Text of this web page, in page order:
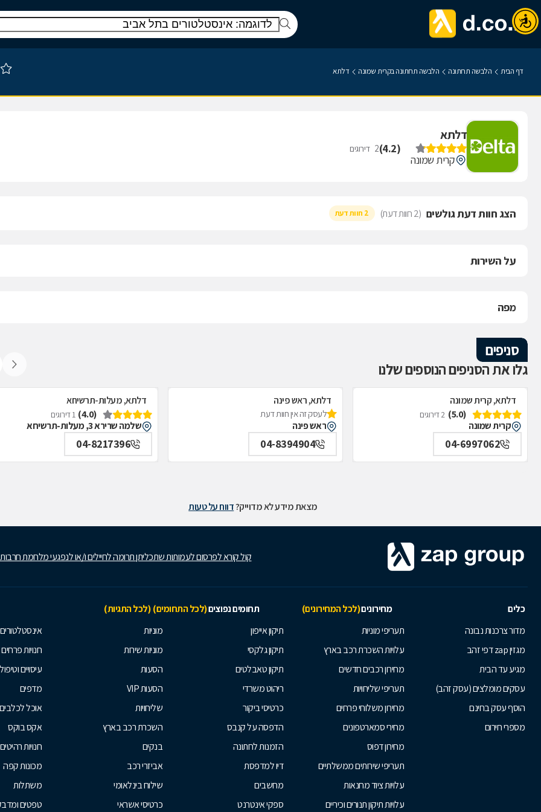
דף הבית הלבשה תחתונה הלבשה תחתונה בקרית שמונה דלתא
דלתא
(
4.2
)
2 דירוגים
קרית שמונה
הצג חוות דעת גולשים (2 חוות דעת) 2 חוות דעת
על השירות
מפה
סניפים
גלו את הסניפים הנוספים שלנו
דלתא, קרית שמונה
(5.0)
2 דירוגים
קרית שמונה
04-6997062
דלתא, ראש פינה
לעסק זה אין חוות דעת
ראש פינה
04-8394904
דלתא, מעלות-תרשיחא
(4.0)
1 דירוגים
שלמה שרירא 3, מעלות-תרשיחא
04-8217396
מצאת מידע לא מדוייק?דווח על טעות
קול קורא לפרסום לעמותות שתכליתן תרומה לחיילים ו/או לנפגעי מלחמת
כלים מחירונים(לכל המחירונים) תחומים נפוצים(לכל התחומים) (לכל התגיות)
מדור צרכנות נבונה
מגזין zap דפי זהב
מגיע עד הבית
עסקים מומלצים (עסק זהב)
הוסף עסק בחינם
מספרי חירום
תעריפי מוניות
עלויות השכרת רכב בארץ
מחירון רכבים חדשים
תעריפי שליחויות
מחירון משלוחי פרחים
מחירי סמארטפונים
מחירון דפוס
תעריפי שירותים ממשלתיים
עלויות ציוד מחנאות
עלויות תיקון תנורים וכיריים
תיקון אייפון
תיקון גלקסי
תיקון טאבלטים
ריהוט משרדי
כרטיסי ביקור
הדפסה על קנבס
הזמנות לחתונה
דיו למדפסת
מחשבים
ספקי אינטרנט
מוניות
מוניות שירות
הסעות
הסעות VIP
שליחויות
השכרת רכב בארץ
בנקים
אביזרי רכב
שילוח בינלאומי
כרטיסי אשראי
אינסטלטורים
חנויות פרחים
עיסויים
מדפים
אוכל לכלבים
אקס בוקס
חנויות רהיטים
מכונות קפה
משתלות
טפטים